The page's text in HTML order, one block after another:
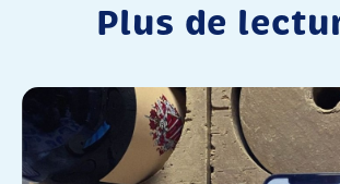
Plus de